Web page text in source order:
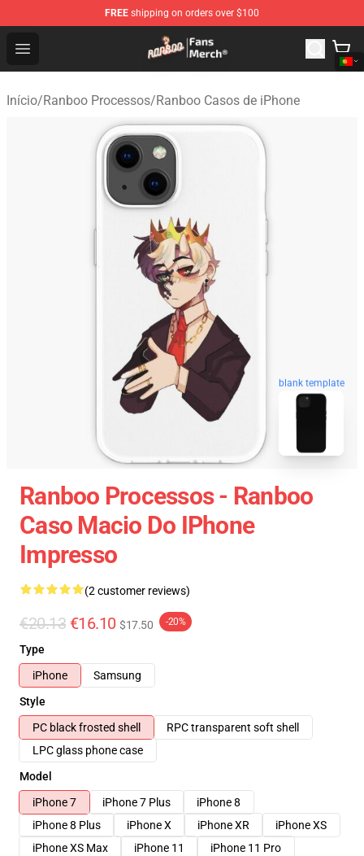
FREE shipping on orders over $100
Open menu
Ranboo Store - Official Ranboo Merchandise Shop
Início/Ranboo Processos/Ranboo Casos de iPhone
blank template
Ranboo Processos - Ranboo
Caso Macio Do IPhone
Impresso
(2 customer reviews)
€20.13 €16.10 $17.50 -20%
Type
iPhone
Samsung
Style
PC black frosted shell
RPC transparent soft shell
LPC glass phone case
Model
iPhone 7
iPhone 7 Plus
iPhone 8
iPhone 8 Plus
iPhone X iPhone XR
iPhone XS
iPhone XS Max
iPhone 11
iPhone 11 Pro